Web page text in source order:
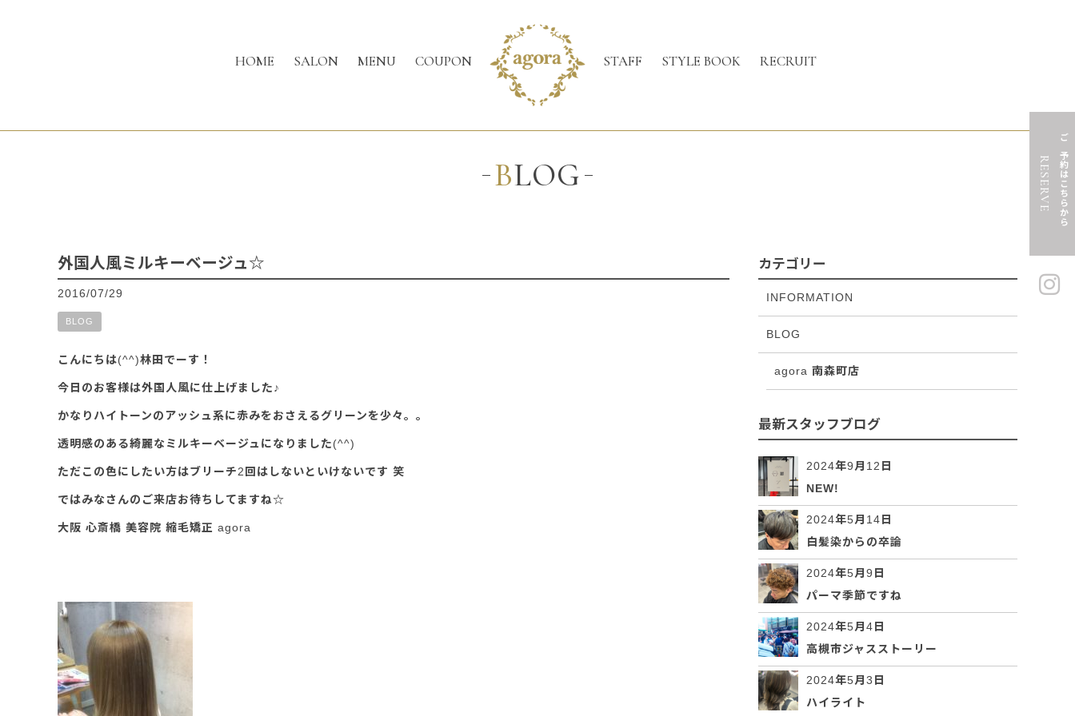
HOME SALON MENU COUPON STAFF STYLE BOOK RECRUIT
ご予約はこちらから
RESERVE
BLOG
外国人風ミルキーベージュ☆
2016/07/29
BLOG
こんにちは(^^)林田でーす！
今日のお客様は外国人風に仕上げました♪
かなりハイトーンのアッシュ系に赤みをおさえるグリーンを少々。。
透明感のある綺麗なミルキーベージュになりました(^^)
ただこの色にしたい方はブリーチ2回はしないといけないです 笑
ではみなさんのご来店お待ちしてますね☆
大阪 心斎橋 美容院 縮毛矯正 agora
カテゴリー
INFORMATION
BLOG
agora 南森町店
最新スタッフブログ
2024年9月12日
NEW!
2024年5月14日
白髪染からの卒論
2024年5月9日
パーマ季節ですね
2024年5月4日
高槻市ジャスストーリー
2024年5月3日
ハイライト